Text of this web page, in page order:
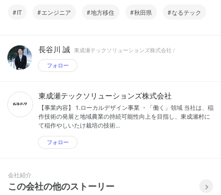
を行います。 4.地方創生事業 行政業務効
もたらし、日本全体の地方創生のモデル
ホワイトデータセンター事業 ・地域特産
品宅配弁当事業 ・クロモジやトマトなど
村の特産品の加工、世界販売 ・小学校中
学校向けプログラミング教室 ・介護事業
者向け業務支援システム ・プライマリケ
り組みます。 【サステナビリティへの取
り組み】 なるテックは、地球環境・社
IT エンジニア 地方移住 秋田県 なるテック
長谷川 誠 東成瀬テックソリューションズ株式会社 /
フォロー
東成瀬テックソリューションズ株式会社
【事業内容】 1.ローカルデザイン事業 ・「働く」領域 当社は、稲
作技術の発展と地域農業の持続可能性向上を目指し、東成瀬村に
て稲作やしいたけ栽培の技術...
フォロー
会社紹介
この会社の他のストーリー